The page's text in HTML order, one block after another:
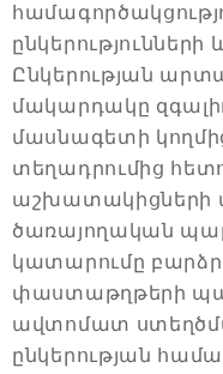
ընկերությունների
Ընկերության
մակարդակը
մասնագետի
տեղադրումից
աշխատակիցների
ծառայողական
կատարումը
փաստաթղթերի
ավտոմատ
ընկերության